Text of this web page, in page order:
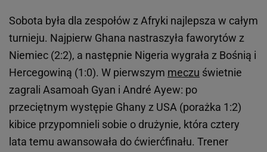
Sobota była dla zespołów z Afryki najlepsza w całym
turnieju. Najpierw Ghana nastraszyła faworytów z
Niemiec (2:2), a następnie Nigeria wygrała z Bośnią i
Hercegowiną (1:0). W pierwszym meczu świetnie
zagrali Asamoah Gyan i André Ayew: po
przeciętnym występie Ghany z USA (porażka 1:2)
kibice przypomnieli sobie o drużynie, która cztery
lata temu awansowała do ćwierćfinału. Trener